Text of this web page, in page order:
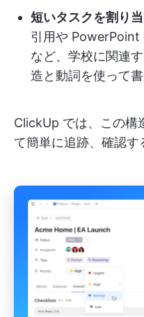
短いタスクを割り当
引用や PowerPoint
など、学校に関連
造と動詞を使って書
ClickUp では、この構
て簡単に追跡、確認す